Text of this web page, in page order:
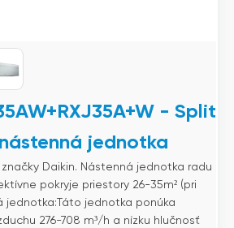
- Split
nástenná jednotka
Daikin. Nástenná jednotka radu
pokryje priestory 26-35m² (pri
jednotka:Táto jednotka ponúka
276-708 m³/h a nízku hlučnosť